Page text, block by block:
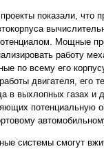
показали, что
Мощные
работу
по всему его
двигателя, его
в выхлопных газах и
потенциальную
системы смогут